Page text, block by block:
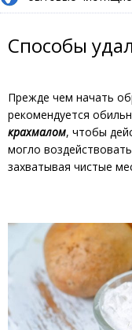
Способы
Прежде чем начать
рекомендуется
крахмалом, чтобы
могло
захватывая чистые